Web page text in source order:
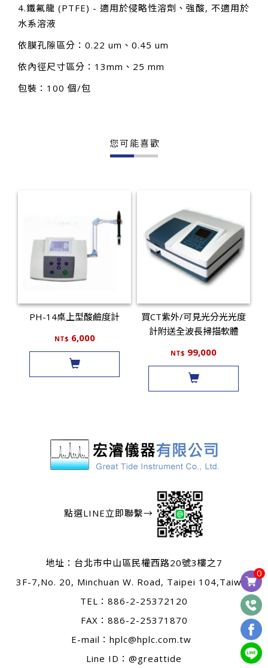
0
4.鐵氟龍 (PTFE) - 適用於侵略性溶劑、強酸, 不適用於
水系溶液
依膜孔隙區分：0.22 um、0.45 um
依內徑尺寸區分：13mm、25 mm
包裝：100 個/包
您可能喜歡
PH-14桌上型酸鹼度計
NT$ 6,000
買CT紫外/可見光分光光度
計附送全波長掃描軟體
NT$ 99,000
點選LINE立即聯繫→
地址： 台北市中山區民權西路20號3樓之7
3F-7,No. 20, Minchuan W. Road, Taipei 104,Taiwan
TEL： 886-2-25372120
FAX：886-2-25371870
E-mail： hplc@hplc.com.tw
Line ID：@greattide